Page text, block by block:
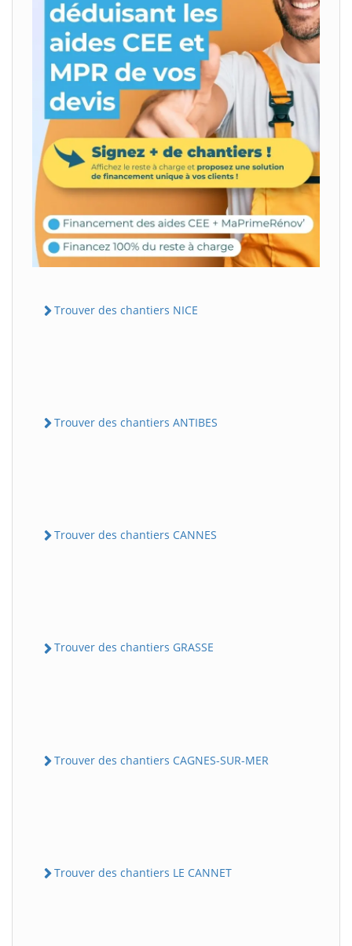
Trouver des chantiers NICE
Trouver des chantiers ANTIBES
Trouver des chantiers CANNES
Trouver des chantiers GRASSE
Trouver des chantiers CAGNES-SUR-MER
Trouver des chantiers LE CANNET